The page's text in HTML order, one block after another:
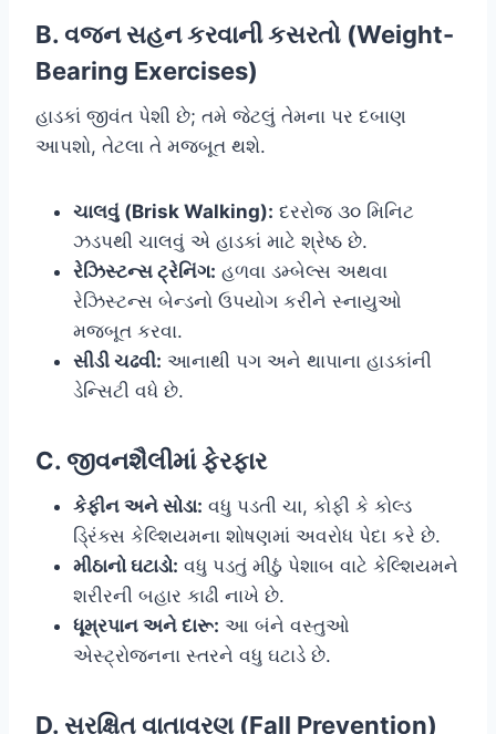
B. વજન સહન કરવાની કસરતો (Weight-
Bearing Exercises)
હાડકાં જીવંત પેશી છે; તમે જેટલું તેમના પર દબાણ
આપશો, તેટલા તે મજબૂત થશે.
ચાલવું (Brisk Walking): દરરોજ ૩૦ મિનિટ
ઝડપથી ચાલવું એ હાડકાં માટે શ્રેષ્ઠ છે.
રેઝિસ્ટન્સ ટ્રેનિંગ: હળવા ડમ્બેલ્સ અથવા
રેઝિસ્ટન્સ બેન્ડનો ઉપયોગ કરીને સ્નાયુઓ
મજબૂત કરવા.
સીડી ચઢવી: આનાથી પગ અને થાપાના હાડકાંની
ડેન્સિટી વધે છે.
C. જીવનશૈલીમાં ફેરફાર
કેફીન અને સોડા: વધુ પડતી ચા, કોફી કે કોલ્ડ
ડ્રિંક્સ કેલ્શિયમના શોષણમાં અવરોધ પેદા કરે છે.
મીઠાનો ઘટાડો: વધુ પડતું મીઠું પેશાબ વાટે કેલ્શિયમને
શરીરની બહાર કાઢી નાખે છે.
ધૂમ્રપાન અને દારૂ: આ બંને વસ્તુઓ
એસ્ટ્રોજનના સ્તરને વધુ ઘટાડે છે.
D. સુરક્ષિત વાતાવરણ (Fall Prevention)